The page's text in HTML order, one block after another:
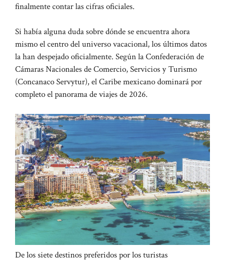
finalmente contar las cifras oficiales.
Si había alguna duda sobre dónde se encuentra ahora
mismo el centro del universo vacacional, los últimos datos
la han despejado oficialmente. Según la Confederación de
Cámaras Nacionales de Comercio, Servicios y Turismo
(Concanaco Servytur), el Caribe mexicano dominará por
completo el panorama de viajes de 2026.
De los siete destinos preferidos por los turistas